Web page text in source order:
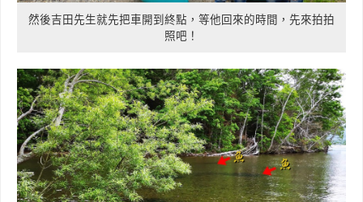
然後吉田先生就先把車開到終點，等他回來的時間，先來拍拍
照吧！